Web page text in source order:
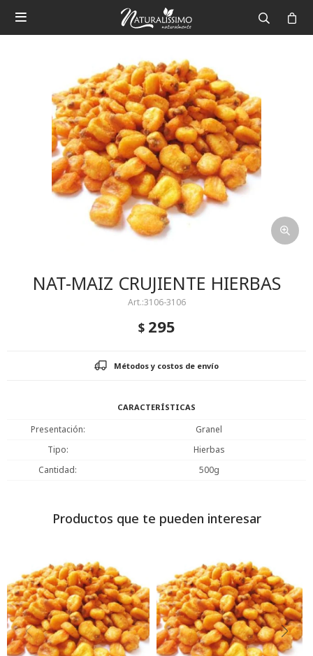

NAT-MAIZ CRUJIENTE HIERBAS
3106-3106
$ 295
Métodos y costos de envío
CARACTERÍSTICAS
Presentación
Granel
Tipo
Hierbas
Cantidad
500g
Productos que te pueden interesar